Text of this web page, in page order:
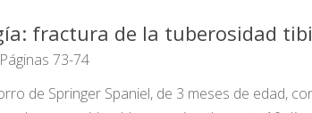
fractura de la tuberosidad
Páginas 73-74
de Springer Spaniel, de 3 meses de edad,